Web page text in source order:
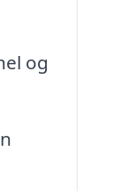
og